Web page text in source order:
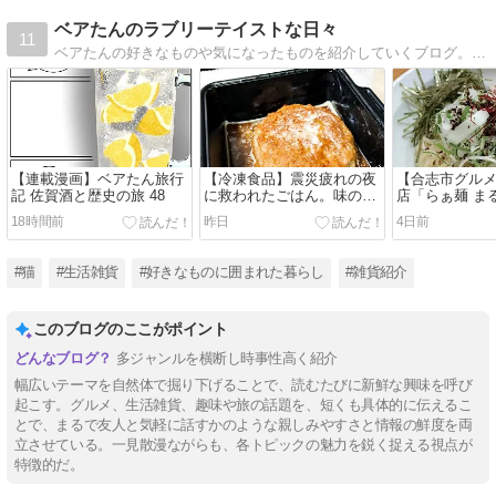
11
ベアたんのラブリーテイストな日々
【連載漫画】ベアたん旅行
記 佐賀酒と歴史の旅 48
18時間前
【冷凍食品】震災疲れの夜
に救われたごはん。味の素
「牛100％鉄板焼にんにく
醤油黒胡椒、バター香る ザ
★ハンバーグ」、最高のご
ちそう！！【味の素】
昨日
【合志市グル
店「らぁ麺 ま
油そばを堪能
人気ラーメン
けました【油
4日前
#猫 #生活雑貨 #好きなものに囲まれた暮らし #雑貨紹介
このブログのここがポイント
多ジャンルを横断し時事性高く紹介
幅広いテーマを自然体で掘り下げることで、読むたびに新鮮な興味を呼び
起こす。グルメ、生活雑貨、趣味や旅の話題を、短くも具体的に伝えるこ
とで、まるで友人と気軽に話すかのような親しみやすさと情報の鮮度を両
立させている。一見散漫ながらも、各トピックの魅力を鋭く捉える視点が
特徴的だ。